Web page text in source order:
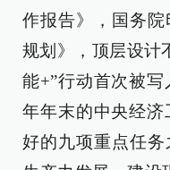
作报告》，国务
规划》，顶层设计
能+”行动首次被
年年末的中央经济
好的九项重点任